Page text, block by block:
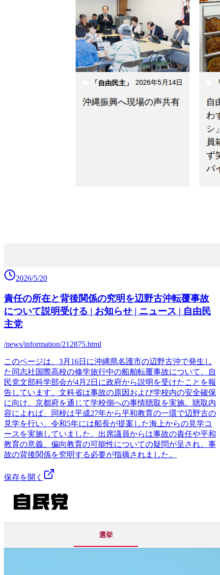
2026/5/20
責任の所在と背後関係の究明を辺野古沖転覆事故
について説明受ける | お知らせ | ニュース | 自由民
主党
/news/information/212875.html
このページは、3月16日に沖縄県名護市の辺野古沖で発生し
た同志社国際高校の修学旅行中の船舶転覆事故について、自
民党文部科学部会が4月2日に政府から説明を受けたことを報
告しています。文科省は事故の原因および学校内の安全確保
に向け、京都府を通じて学校側への事情聴取を実施。聴取内
容によれば、同校は平成27年から平和教育の一環で辺野古の
見学を行い、令和5年には船長が提案した海上からの見学コ
ースを実施していました。出席議員からは事故の責任や平和
教育の意義、偏向教育の可能性についての疑問が呈され、事
故の背後関係を究明する必要が指摘されました。
保存を開く